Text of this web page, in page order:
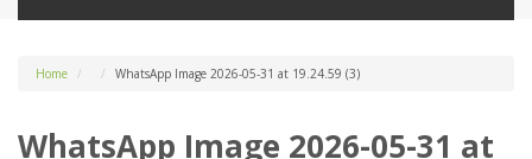
Home WhatsApp Image 2026-05-31 at 19.24.59 (3)
WhatsApp Image 2026-05-31 at